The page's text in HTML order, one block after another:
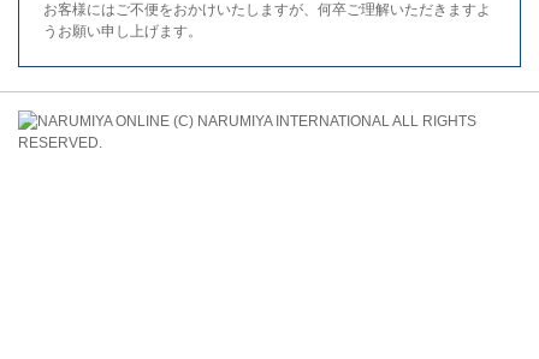
お客様にはご不便をおかけいたしますが、何卒ご理解いただきますよ
うお願い申し上げます。